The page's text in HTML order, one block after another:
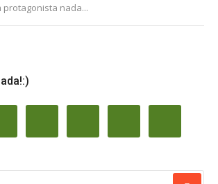
protagonista nada...